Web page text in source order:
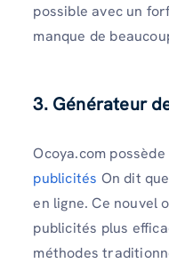
possible avec un
manque de
3. Générateur
Ocoya.com possède
publicités On dit
en ligne. Ce nouvel
publicités plus
méthodes